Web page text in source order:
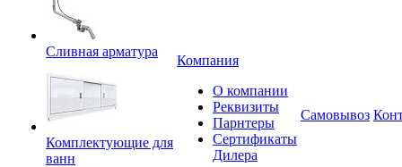
Сливная арматура
Комплектующие для
ванн
Компания
О компании
Реквизиты
Парнтеры
Сертификаты
Дилера
Самовывоз